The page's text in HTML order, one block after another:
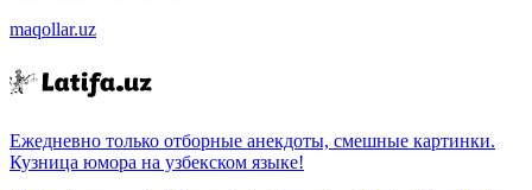
maqollar.uz
Ежедневно только отборные анекдоты, смешные картинки.
Кузница юмора на узбекском языке!